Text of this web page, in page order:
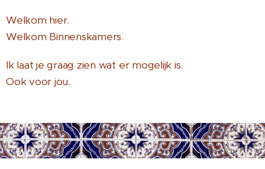
Welkom hier.
Welkom Binnenskamers.
Ik laat je graag zien wat er mogelijk is.
Ook voor jou.